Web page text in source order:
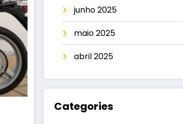
junho 2025
maio 2025
abril 2025
Categories